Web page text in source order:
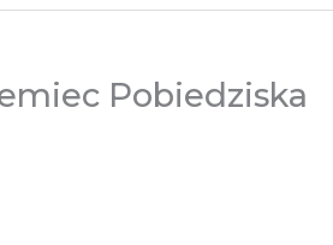
Pobiedziska